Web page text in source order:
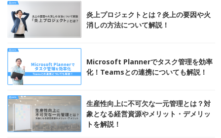
炎上プロジェクトとは？炎上の要因や火
消しの方法について解説！
Microsoft Plannerでタスク管理を効率
化！Teamsとの連携についても解説！
生産性向上に不可欠な一元管理とは？対
象となる経営資源やメリット・デメリッ
トを解説！